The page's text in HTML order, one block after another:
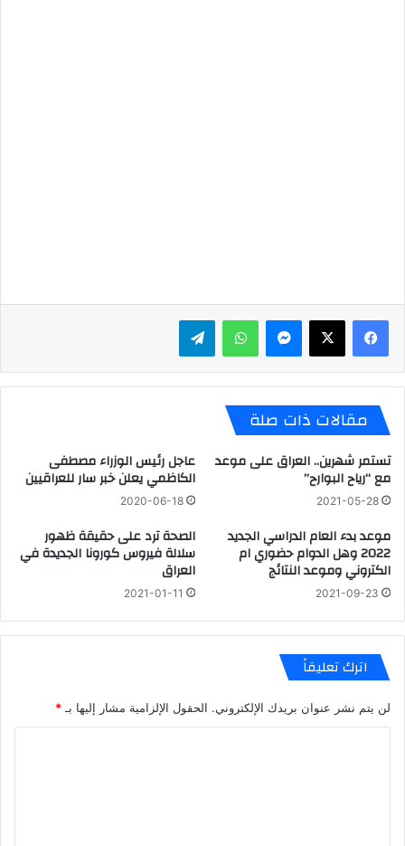
ماسنجر واتساب تيلقرام
مقالات ذات صلة
تستمر شهرين.. العراق على موعد
مع “رياح البوارح”
2021-05-28
عاجل رئيس الوزراء مصطفى
الكاظمي يعلن خبر سار للعراقيين
2020-06-18
موعد بدء العام الدراسي الجديد
2022 وهل الدوام حضوري ام
الكتروني وموعد النتائج
2021-09-23
الصحة ترد على حقيقة ظهور
سلالة فيروس كورونا الجديدة في
العراق
2021-01-11
اترك تعليقاً
لن يتم نشر عنوان بريدك الإلكتروني. الحقول الإلزامية مشار إليها بـ*